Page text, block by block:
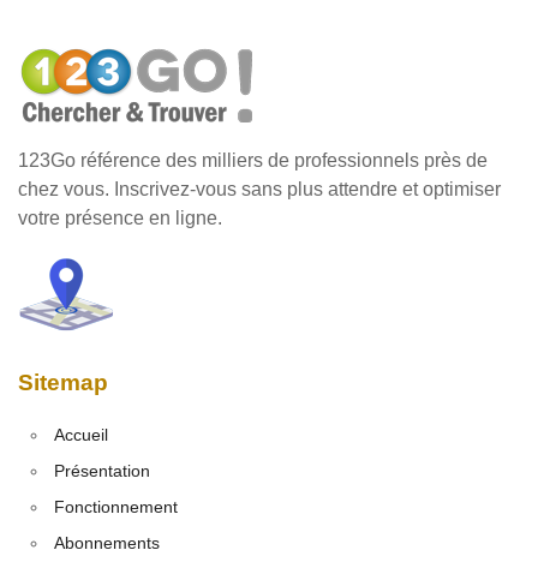
123Go référence des milliers de professionnels près de
chez vous. Inscrivez-vous sans plus attendre et optimiser
votre présence en ligne.
Sitemap
Accueil
Présentation
Fonctionnement
Abonnements